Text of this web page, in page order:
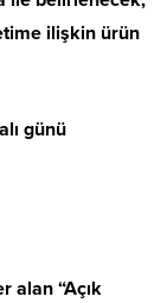
ilişkin ürün
günü
alan “Açık